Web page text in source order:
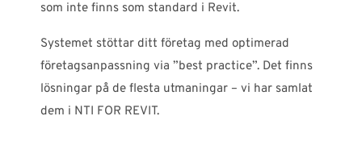
som inte finns som standard i Revit.
Systemet stöttar ditt företag med optimerad
företagsanpassning via ”best practice”. Det finns
lösningar på de flesta utmaningar – vi har samlat
dem i NTI FOR REVIT.